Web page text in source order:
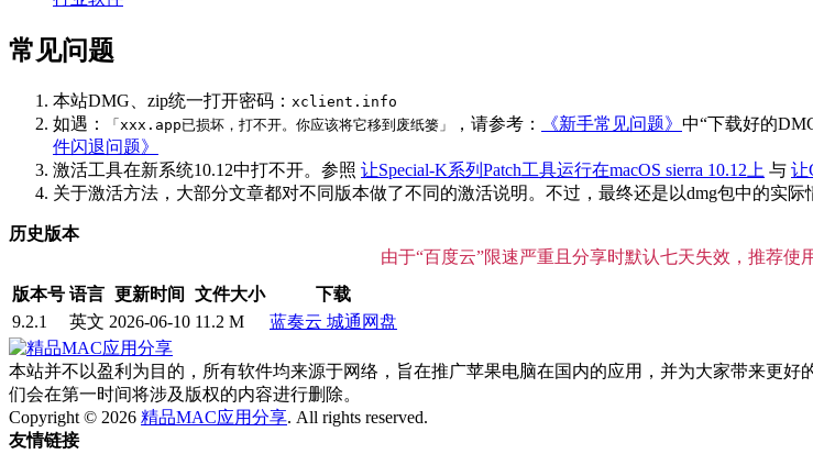
常见问题
本站DMG、zip统一打开密码： xclient.info
如遇： 「xxx.app已损坏，打不开。你应该将它移到废纸篓」 ，请参考： 《新手常见问题》 中“下载好的
件闪退问题》
激活工具在新系统10.12中打不开。参照 让Special-K系列Patch工具运行在macOS sierra 10.12上 与 让
关于激活方法，大部分文章都对不同版本做了不同的激活说明。不过，最终还是以dmg包中的实
历史版本
由于“百度云”限速严重且分享时默认七天失效，推荐使
版本号 语言 更新时间 文件大小
下载
9.2.1
英文 2026-06-10 11.2 M 蓝奏云 城通网盘
本站并不以盈利为目的，所有软件均来源于网络，旨在推广苹果电脑在国内的应用，并为大家带来更好
们会在第一时间将涉及版权的内容进行删除。
Copyright © 2026 精品MAC应用分享. All rights reserved.
友情链接